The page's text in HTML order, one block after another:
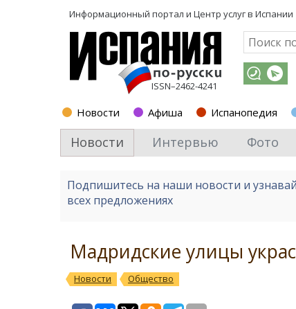
Информационный портал и Центр услуг в Испании
ISSN–2462-4241
Новости Афиша Испанопедия
Новости Интервью Фото
Подпишитесь на наши новости и
всех предложениях
Мадридские улицы
Новости Общество